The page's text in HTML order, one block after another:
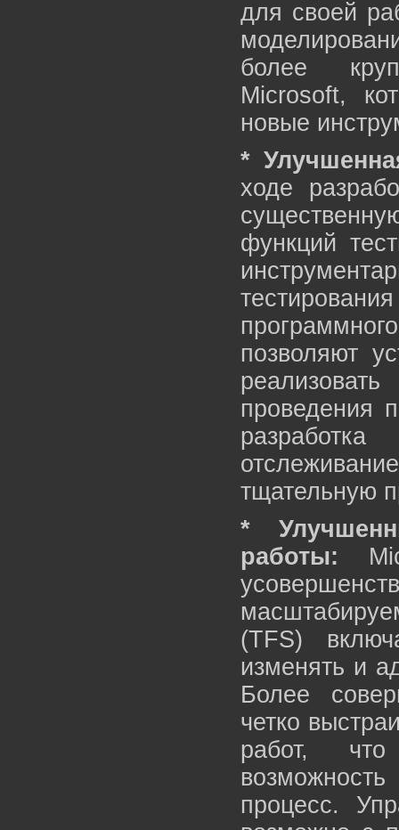
для своей
более
Microsoft,
новые
*
ходе
функций
позволяют
проведения
тщательную
*
работы:
(TFS)
изменять и
Более
четко
работ,
процесс.